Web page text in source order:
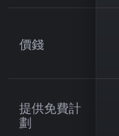
價錢
提供免費計
劃